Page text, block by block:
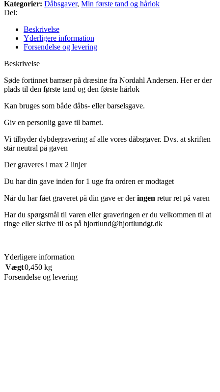
Kategorier: Dåbsgaver, Min første tand og hårlok
Del:
Beskrivelse
Yderligere information
Forsendelse og levering
Beskrivelse
Søde fortinnet bamser på dræsine fra Nordahl Andersen. Her er der
plads til den første tand og den første hårlok
Kan bruges som både dåbs- eller barselsgave.
Giv en personlig gave til barnet.
Vi tilbyder dybdegravering af alle vores dåbsgaver. Dvs. at skriften
står neutral på gaven
Der graveres i max 2 linjer
Du har din gave inden for 1 uge fra ordren er modtaget
Når du har fået graveret på din gave er deringen retur ret på varen
Har du spørgsmål til varen eller graveringen er du velkommen til at
ringe eller skrive til os på hjortlund@hjortlundgt.dk
Yderligere information
Vægt0,450 kg
Forsendelse og levering